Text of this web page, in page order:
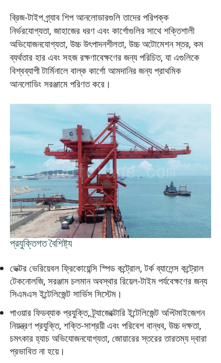
ব্রিজ-টাইপ গ্র্যাব শিপ আনলোডারগুলি তাদের পরিপক্ক
নির্ভরযোগ্যতা, জাহাজের ধরণ এবং কার্গোগুলির সাথে শক্তিশালী
অভিযোজনযোগ্যতা, উচ্চ উৎপাদনশীলতা, উচ্চ অটোমেশন স্তর, কম
ব্যর্থতার হার এবং সহজ রক্ষণাবেক্ষণের জন্য পরিচিত, যা এগুলিকে
বিশ্বব্যাপী টার্মিনালে বাল্ক কার্গো আমদানির জন্য প্রাথমিক
আনলোডিং সরঞ্জামে পরিণত করে।
প্রযুক্তিগত বৈশিষ্ট্য
ভেক্টর ভেরিয়েবল ফ্রিকোয়েন্সি স্পিড কন্ট্রোল, টর্ক ব্যালেন্স কন্ট্রোল
টেকনোলজি, সরঞ্জাম চলমান অবস্থার রিয়েল-টাইম পর্যবেক্ষণের জন্য
সিএমএস ইন্টেলিজেন্ট সার্ভিস সিস্টেম।
পাওয়ার ফিডব্যাক প্রযুক্তি, ট্র্যাজেক্টোরি ইন্টেলিজেন্ট অপ্টিমাইজেশন
নিয়ন্ত্রণ প্রযুক্তি, শক্তি-সাশ্রয়ী এবং পরিবেশ বান্ধব, উচ্চ দক্ষতা,
চমৎকার হ্যাচ অভিযোজনযোগ্যতা, জোয়ারের স্তরের তারতম্য দ্বারা
প্রভাবিত না হয়ে।